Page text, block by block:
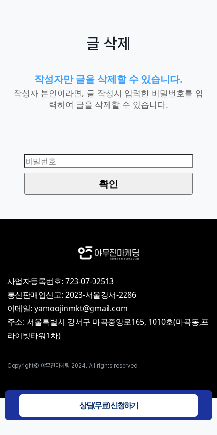
글 삭제
작성자만 글을 삭제할 수 있습니다.
작성자 본인이라면, 글 작성시 입력한 비밀번호를 입
력하여 글을 삭제할 수 있습니다.
상담(무료) 신청하기
사업자등록번호: 723-07-02513
통신판매업신고: 2023-서울강서-2286
이메일: yamoojinmkt@gmail.com
주소: 서울특별시 강서구 마곡중앙로165, 1010호(마곡동,프
라이빗타워1차)
Copyright© 야무진마케팅 2024. All rights reserved